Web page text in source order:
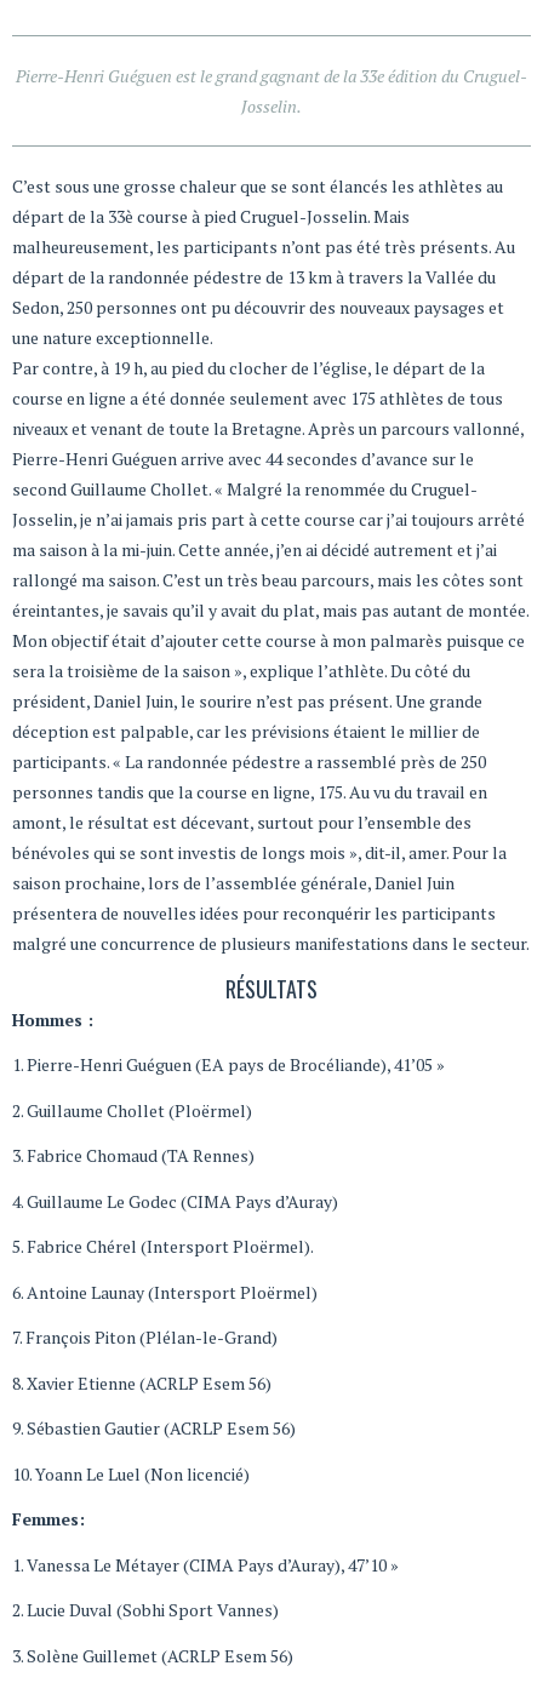
Pierre-Henri Guéguen est le grand gagnant de la 33e édition du Cruguel-
Josselin.
C’est sous une grosse chaleur que se sont élancés les athlètes au
départ de la 33è course à pied Cruguel-Josselin. Mais
malheureusement, les participants n’ont pas été très présents. Au
départ de la randonnée pédestre de 13 km à travers la Vallée du
Sedon, 250 personnes ont pu découvrir des nouveaux paysages et
une nature exceptionnelle.
Par contre, à 19 h, au pied du clocher de l’église, le départ de la
course en ligne a été donnée seulement avec 175 athlètes de tous
niveaux et venant de toute la Bretagne. Après un parcours vallonné,
Pierre-Henri Guéguen arrive avec 44 secondes d’avance sur le
second Guillaume Chollet. « Malgré la renommée du Cruguel-
Josselin, je n’ai jamais pris part à cette course car j’ai toujours arrêté
ma saison à la mi-juin. Cette année, j’en ai décidé autrement et j’ai
rallongé ma saison. C’est un très beau parcours, mais les côtes sont
éreintantes, je savais qu’il y avait du plat, mais pas autant de montée.
Mon objectif était d’ajouter cette course à mon palmarès puisque ce
sera la troisième de la saison », explique l’athlète. Du côté du
président, Daniel Juin, le sourire n’est pas présent. Une grande
déception est palpable, car les prévisions étaient le millier de
participants. « La randonnée pédestre a rassemblé près de 250
personnes tandis que la course en ligne, 175. Au vu du travail en
amont, le résultat est décevant, surtout pour l’ensemble des
bénévoles qui se sont investis de longs mois », dit-il, amer. Pour la
saison prochaine, lors de l’assemblée générale, Daniel Juin
présentera de nouvelles idées pour reconquérir les participants
malgré une concurrence de plusieurs manifestations dans le secteur.
RÉSULTATS
Hommes :
1. Pierre-Henri Guéguen (EA pays de Brocéliande), 41’05 »
2. Guillaume Chollet (Ploërmel)
3. Fabrice Chomaud (TA Rennes)
4. Guillaume Le Godec (CIMA Pays d’Auray)
5. Fabrice Chérel (Intersport Ploërmel).
6. Antoine Launay (Intersport Ploërmel)
7. François Piton (Plélan-le-Grand)
8. Xavier Etienne (ACRLP Esem 56)
9. Sébastien Gautier (ACRLP Esem 56)
10. Yoann Le Luel (Non licencié)
Femmes:
1. Vanessa Le Métayer (CIMA Pays d’Auray), 47’10 »
2. Lucie Duval (Sobhi Sport Vannes)
3. Solène Guillemet (ACRLP Esem 56)